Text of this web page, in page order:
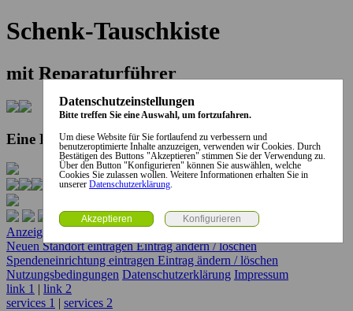
Schenk-Tauschkiste
mit Reparaturführer
Eine Kooperation der Stadt und des Landkreises...
Anzeige erstellen
Neuen Standort eintragenEintrag ändern / löschen
Spendeneinrichtung eintragen Eintrag ändern / löschen
Nutzungsbedingungen Datenschutzerklärung Impressum
link 1 | link 2
services 1 | services 2
Datenschutzeinstellungen
Bitte treffen Sie eine Auswahl, um fortzufahren.
Um diese Website für Sie fortlaufend zu verbessern und
benutzeroptimierte Inhalte anzuzeigen, verwenden wir Cookies. Durch
Bestätigen des Buttons "Akzeptieren" stimmen Sie der Verwendung zu.
Über den Button "Konfigurieren" können Sie auswählen, welche
Cookies Sie zulassen wollen. Weitere Informationen erhalten Sie in
unserer Datenschutzerklärung.